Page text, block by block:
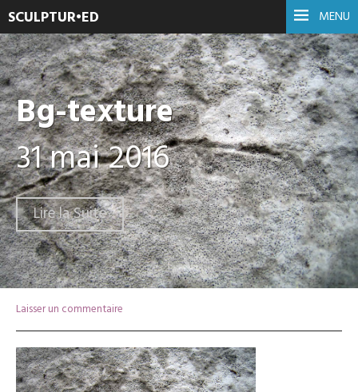
MENU
SCULPTUR•ED
Bg-texture
31 mai 2016
Lire la Suite
Laisser un commentaire